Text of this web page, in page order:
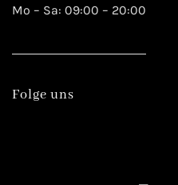
Mo – Sa: 09:00 – 20:00
Folge uns